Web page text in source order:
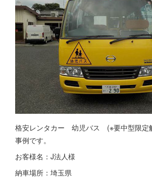
格安レンタカー 幼児バス (※要中型限定
事例です。
お客様名：J法人様
納車場所：埼玉県